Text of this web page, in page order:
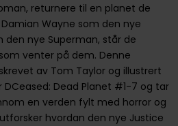
returnere til en planet de
Wayne som den nye
den nye Superman, står de
venter på dem. Denne
av Tom Taylor og illustrert
DCeased: Dead Planet #1-7 og tar
en verden fylt med horror og
hvordan den nye Justice